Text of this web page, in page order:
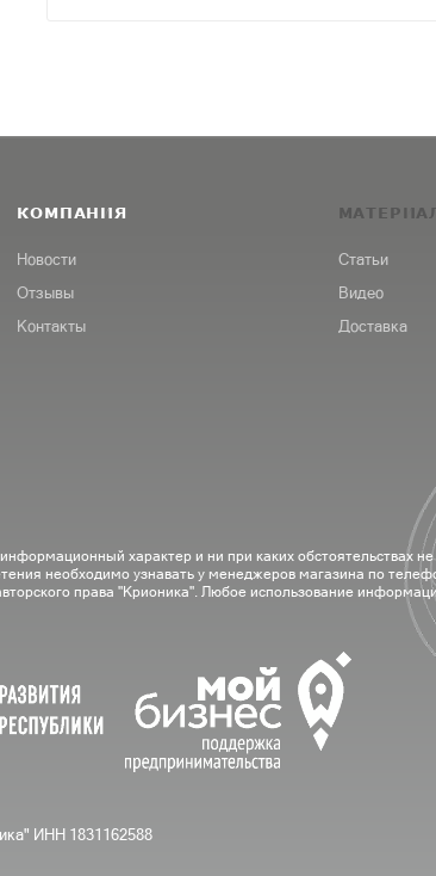
КОМПАНИЯ
Новости
Отзывы
Контакты
Статьи
Видео
Доставка
характер и ни при каких
необходимо узнавать у менеджеров магазина по
права "Крионика". Любое использование
ИНН 1831162588